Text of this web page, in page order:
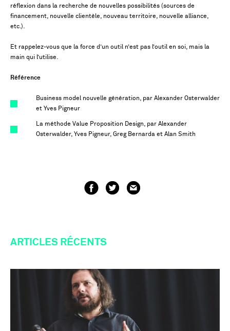
réflexion dans la recherche de nouvelles possibilités (sources de
financement, nouvelle clientèle, nouveau territoire, nouvelle alliance,
etc.).
Et rappelez-vous que la force d’un outil n’est pas l’outil en soi, mais la
main qui l’utilise.
Référence
Business model nouvelle génération, par Alexander Osterwalder
et Yves Pigneur
La méthode Value Proposition Design, par Alexander
Osterwalder, Yves Pigneur, Greg Bernarda et Alan Smith
ARTICLES RÉCENTS